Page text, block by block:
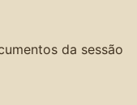
da sessão